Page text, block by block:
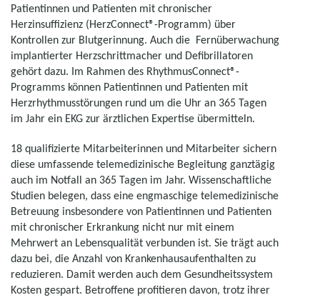
Patientinnen und Patienten mit chronischer
Herzinsuffizienz (HerzConnect®-Programm) über
Kontrollen zur Blutgerinnung. Auch die Fernüberwachung
implantierter Herzschrittmacher und Defibrillatoren
gehört dazu. Im Rahmen des RhythmusConnect®-
Programms können Patientinnen und Patienten mit
Herzrhythmusstörungen rund um die Uhr an 365 Tagen
im Jahr ein EKG zur ärztlichen Expertise übermitteln.
18 qualifizierte Mitarbeiterinnen und Mitarbeiter sichern
diese umfassende telemedizinische Begleitung ganztägig
auch im Notfall an 365 Tagen im Jahr. Wissenschaftliche
Studien belegen, dass eine engmaschige telemedizinische
Betreuung insbesondere von Patientinnen und Patienten
mit chronischer Erkrankung nicht nur mit einem
Mehrwert an Lebensqualität verbunden ist. Sie trägt auch
dazu bei, die Anzahl von Krankenhausaufenthalten zu
reduzieren. Damit werden auch dem Gesundheitssystem
Kosten gespart. Betroffene profitieren davon, trotz ihrer